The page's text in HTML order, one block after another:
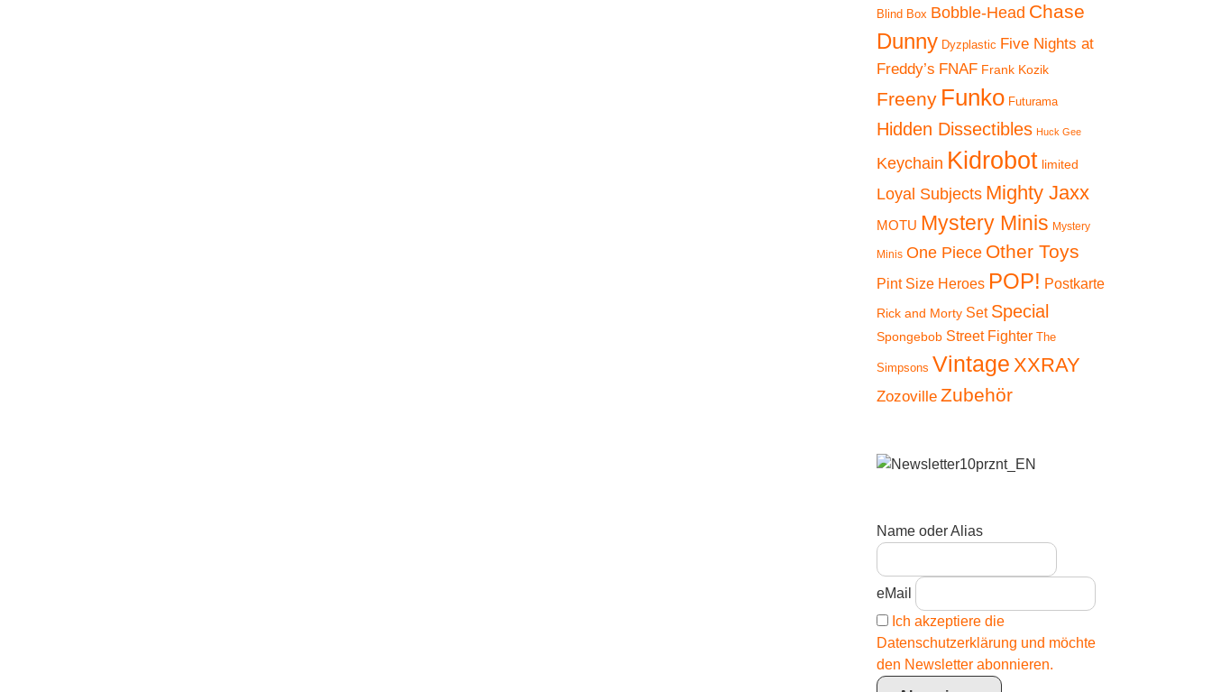
Blind Box Bobble-Head Chase
Dunny Dyzplastic Five Nights at
Freddy’s FNAF Frank Kozik
Freeny Funko Futurama
Hidden Dissectibles Huck Gee
Keychain Kidrobot limited
Loyal Subjects Mighty Jaxx
MOTU Mystery Minis Mystery
Minis One Piece Other Toys
Pint Size Heroes POP! Postkarte
Rick and Morty Set Special
Spongebob Street Fighter The
Simpsons Vintage XXRAY
Zozoville Zubehör
Name oder Alias
eMail
Ich akzeptiere die
Datenschutzerklärung und möchte
den Newsletter abonnieren.